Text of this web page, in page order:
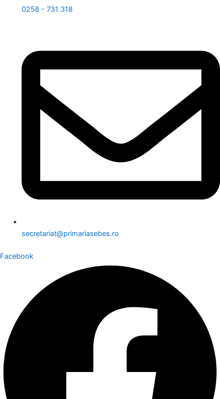
0258 - 731 318
secretariat@primariasebes.ro
Facebook